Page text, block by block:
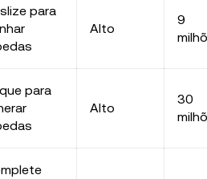
para
Alto
9
para
Alto
30